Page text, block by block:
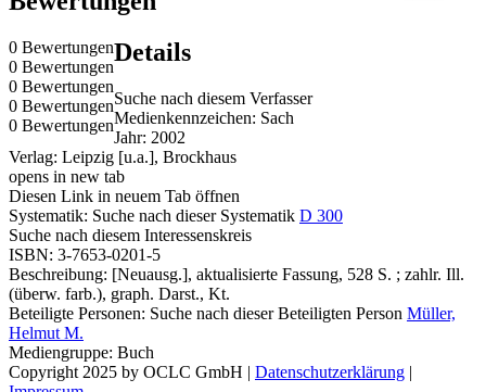
0 Bewertungen
0 Bewertungen
0 Bewertungen
0 Bewertungen
0 Bewertungen
Details
Suche nach diesem Verfasser
Medienkennzeichen: Sach
Jahr: 2002
Verlag: Leipzig [u.a.], Brockhaus
opens in new tab
Diesen Link in neuem Tab öffnen
Systematik: Suche nach dieser Systematik D 300
Suche nach diesem Interessenskreis
ISBN: 3-7653-0201-5
Beschreibung: [Neuausg.], aktualisierte Fassung, 528 S. ; zahlr. Ill.
(überw. farb.), graph. Darst., Kt.
Beteiligte Personen: Suche nach dieser Beteiligten Person Müller,
Helmut M.
Mediengruppe: Buch
Copyright 2025 by OCLC GmbH | Datenschutzerklärung |